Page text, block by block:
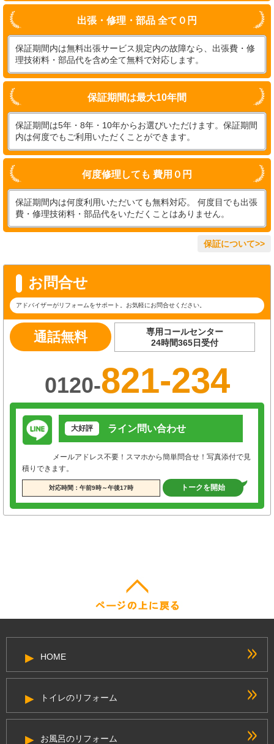
出張・修理・部品 全て０円
保証期間内は無料出張サービス規定内の故障なら、出張費・修
理技術料・部品代を含め全て無料で対応します。
保証期間は最大10年間
保証期間は5年・8年・10年からお選びいただけます。保証期間
内は何度でもご利用いただくことができます。
何度修理しても 費用０円
保証期間内は何度利用いただいても無料対応。 何度目でも出張
費・修理技術料・部品代をいただくことはありません。
保証について>>
お問合せ
アドバイザーがリフォームをサポート。お気軽にお問合せください。
通話無料
専用コールセンター
24時間365日受付
0120-821-234
大好評 ライン問い合わせ
メールアドレス不要！スマホから簡単問合せ！写真添付で見
積りできます。
対応時間：午前9時～午後17時 トークを開始
HOME
トイレのリフォーム
お風呂のリフォーム